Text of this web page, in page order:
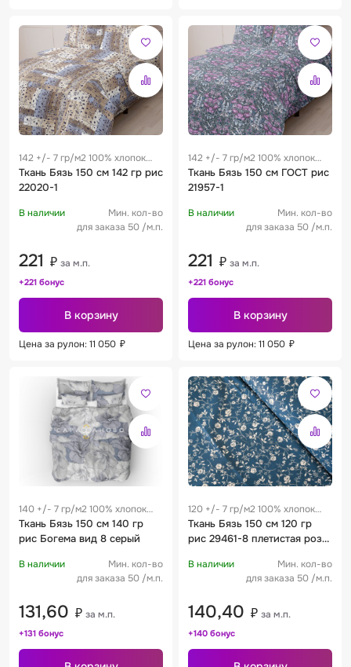
142 +/- 7 гр/м2 100% хлопок
0.29 м
Ткань Бязь 150 см 142 гр рис
22020-1
В наличии
Мин. кол-во
для заказа 50 /м.п.
221 ₽ за м.п.
+221 бонус
В корзину
Цена за рулон: 11 050 ₽
142 +/- 7 гр/м2 100% хлопок
0.29 м
Ткань Бязь 150 см ГОСТ рис
21957-1
В наличии
Мин. кол-во
для заказа 50 /м.п.
221 ₽ за м.п.
+221 бонус
В корзину
Цена за рулон: 11 050 ₽
140 +/- 7 гр/м2 100% хлопок
0.26 м
Ткань Бязь 150 см 140 гр
рис Богема вид 8 серый
В наличии
Мин. кол-во
для заказа 50 /м.п.
131,60 ₽ за м.п.
+131 бонус
120 +/- 7 гр/м2 100% хлопок
0.28 м
Ткань Бязь 150 см 120 гр
рис 29461-8 плетистая роза
В наличии
Мин. кол-во
для заказа 50 /м.п.
140,40 ₽ за м.п.
+140 бонус